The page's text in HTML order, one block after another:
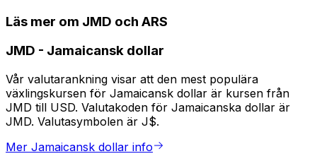
Läs mer om JMD och ARS
JMD - Jamaicansk dollar
Vår valutarankning visar att den mest populära
växlingskursen för Jamaicansk dollar är kursen från
JMD till USD. Valutakoden för Jamaicanska dollar är
JMD. Valutasymbolen är J$.
Mer Jamaicansk dollar info